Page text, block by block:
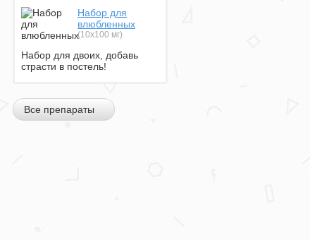
Набор для
влюбленных
(10х100 мг)
Набор для двоих, добавь
страсти в постель!
Все препараты